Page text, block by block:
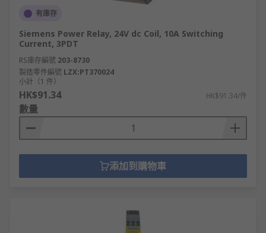
有庫存
Siemens Power Relay, 24V dc Coil, 10A Switching
Current, 3PDT
RS庫存編號 203-8730
製造零件編號 LZX:PT370024
小計（1 件）
HK$91.34 HK$91.34/件
數量
添加到購物車